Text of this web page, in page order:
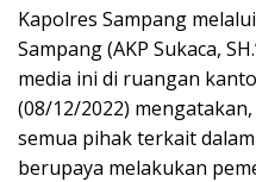
Kapolres Sampang
Sampang (AKP Sukaca,
media ini di ruangan
(08/12/2022)
semua pihak terkait
berupaya melakukan